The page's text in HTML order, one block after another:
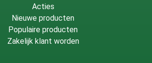
Acties
Nieuwe producten
Populaire producten
Zakelijk klant worden